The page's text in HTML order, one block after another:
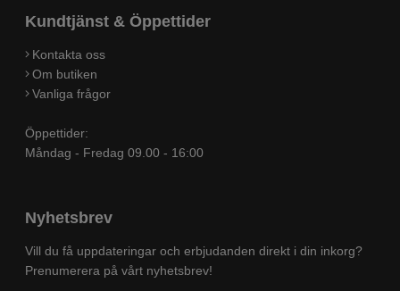
Kundtjänst & Öppettider
Kontakta oss
Om butiken
Vanliga frågor
Öppettider:
Måndag - Fredag 09.00 - 16:00
Nyhetsbrev
Vill du få uppdateringar och erbjudanden direkt i din inkorg?
Prenumerera på vårt nyhetsbrev!